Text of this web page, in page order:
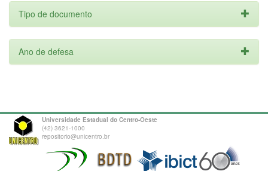
Tipo de documento
Ano de defesa
Universidade Estadual do Centro-Oeste
(42) 3621-1000
repositorio@unicentro.br